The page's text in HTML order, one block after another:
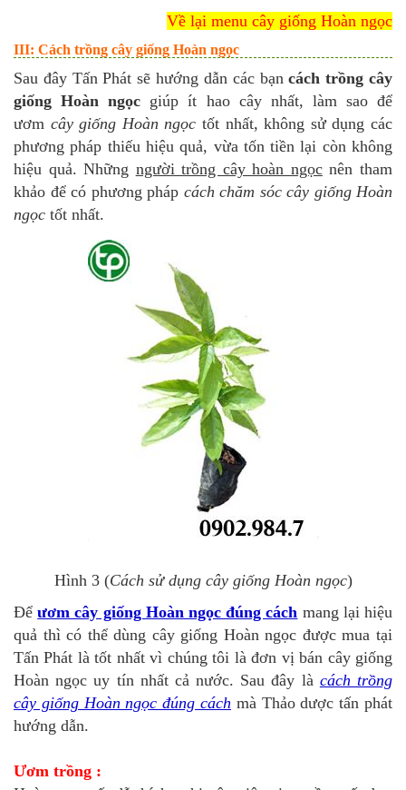
Về lại menu cây giống Hoàn ngọc
III: Cách trồng cây giống Hoàn ngọc
Sau đây Tấn Phát sẽ hướng dẫn các bạncách trồng cây
giống Hoàn ngọc giúp ít hao cây nhất, làm sao để
ươm cây giống Hoàn ngọc tốt nhất, không sử dụng các
phương pháp thiếu hiệu quả, vừa tốn tiền lại còn không
hiệu quả. Những người trồng cây hoàn ngọcnên tham
khảo để có phương pháp cách chăm sóc cây giống Hoàn
ngọc tốt nhất.
Hình 3 (Cách sử dụng cây giống Hoàn ngọc)
Đểươm cây giống Hoàn ngọc đúng cách mang lại hiệu
quả thì có thể dùng cây giống Hoàn ngọc được mua tại
Tấn Phát là tốt nhất vì chúng tôi là đơn vị bán cây giống
Hoàn ngọc uy tín nhất cả nước. Sau đây là cách trồng
cây giống Hoàn ngọc đúng cách mà Thảo dược tấn phát
hướng dẫn.
Ươm trồng :